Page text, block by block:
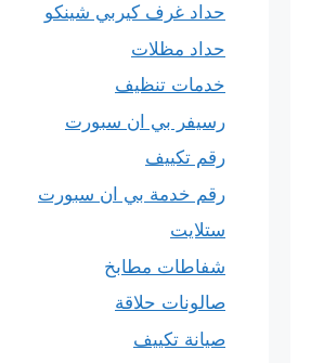
حداد غرف كيربي شينكو
حداد مظلات
خدمات تنظيف
رسيفر بي ان سبورت
رقم تكييف
رقم خدمة بي ان سبورت
ستلايت
شفاطات مطابخ
صالونات حلاقة
صيانة تكييف